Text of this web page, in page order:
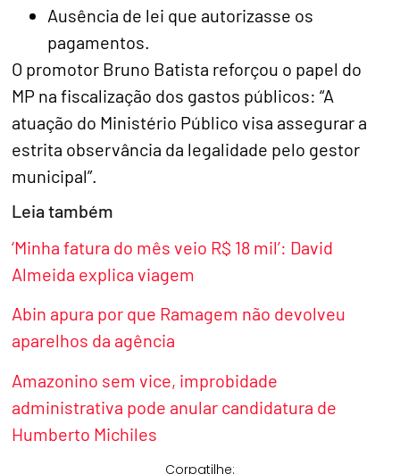
Ausência de lei que autorizasse os
pagamentos.
O promotor Bruno Batista reforçou o papel do
MP na fiscalização dos gastos públicos: “A
atuação do Ministério Público visa assegurar a
estrita observância da legalidade pelo gestor
municipal”.
Leia também
‘Minha fatura do mês veio R$ 18 mil’: David
Almeida explica viagem
Abin apura por que Ramagem não devolveu
aparelhos da agência
Amazonino sem vice, improbidade
administrativa pode anular candidatura de
Humberto Michiles
Corpatilhe: